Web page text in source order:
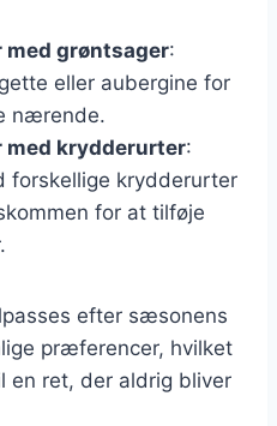
grøntsager:
eller aubergine for
nærende.
krydderurter:
forskellige krydderurter
for at tilføje
efter sæsonens
præferencer, hvilket
en ret, der aldrig bliver